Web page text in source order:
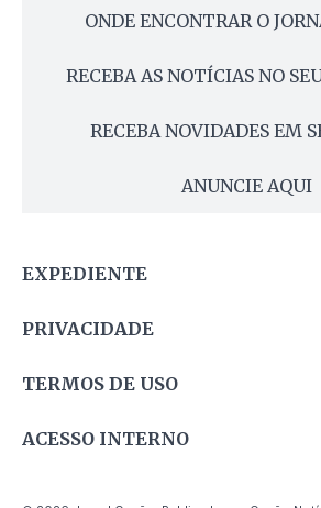
ONDE ENCONTRAR O
RECEBA AS NOTÍCIAS NO
RECEBA NOVIDADES EM
ANUNCIE AQUI
EXPEDIENTE
PRIVACIDADE
TERMOS DE USO
ACESSO INTERNO